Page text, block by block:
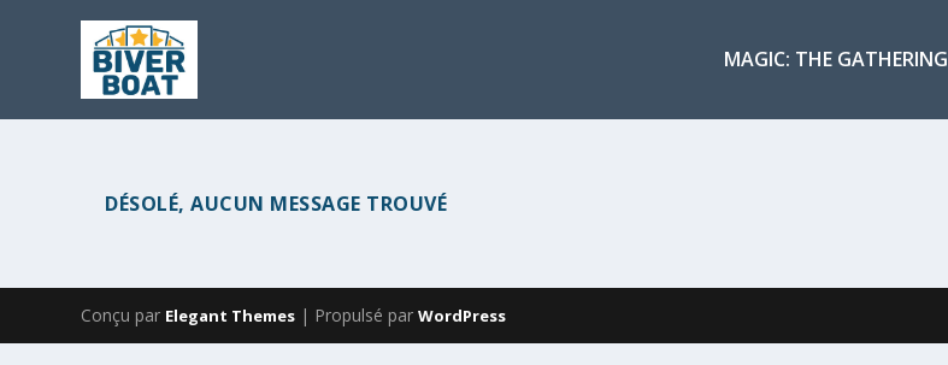
MAGIC: THE GATHERING
DÉSOLÉ, AUCUN MESSAGE TROUVÉ
Conçu par Elegant Themes | Propulsé parWordPress